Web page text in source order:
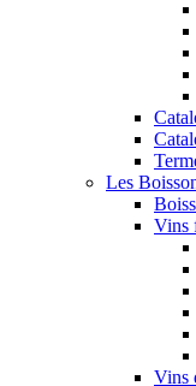
Les
Vins
Vins